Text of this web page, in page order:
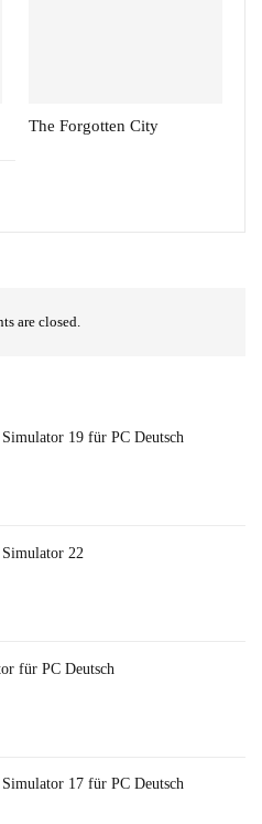
The Forgotten City
are closed.
19 für PC Deutsch
22
für PC Deutsch
17 für PC Deutsch